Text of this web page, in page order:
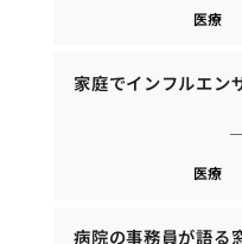
医療
家庭でインフルエン
医療
病院の事務員が語る